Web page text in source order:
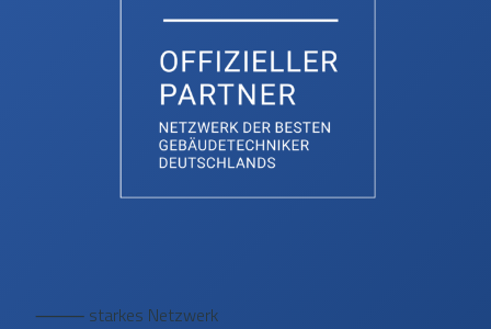
⸻ starkes Netzwerk